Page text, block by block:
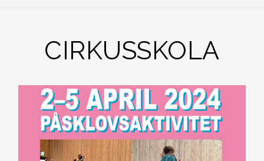
CIRKUSSKOLA